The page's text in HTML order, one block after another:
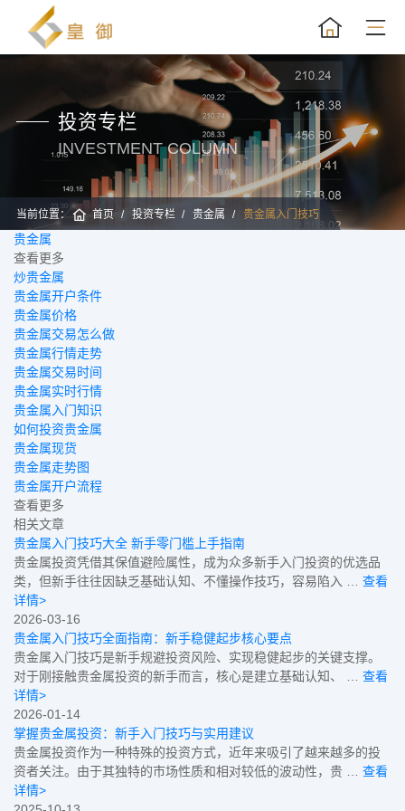
投资专栏
INVESTMENT COLUMN
当前位置： 首页 投资专栏 贵金属 贵金属入门技巧
贵金属
查看更多
炒贵金属
贵金属开户条件
贵金属价格
贵金属交易怎么做
贵金属行情走势
贵金属交易时间
贵金属实时行情
贵金属入门知识
如何投资贵金属
贵金属现货
贵金属走势图
贵金属开户流程
查看更多
相关文章
贵金属入门技巧大全 新手零门槛上手指南
贵金属投资凭借其保值避险属性，成为众多新手入门投资的优选品
类，但新手往往因缺乏基础认知、不懂操作技巧，容易陷入 … 查看
详情>
2026-03-16
贵金属入门技巧全面指南：新手稳健起步核心要点
贵金属入门技巧是新手规避投资风险、实现稳健起步的关键支撑。
对于刚接触贵金属投资的新手而言，核心是建立基础认知、 … 查看
详情>
2026-01-14
掌握贵金属投资：新手入门技巧与实用建议
贵金属投资作为一种特殊的投资方式，近年来吸引了越来越多的投
资者关注。由于其独特的市场性质和相对较低的波动性，贵 … 查看
详情>